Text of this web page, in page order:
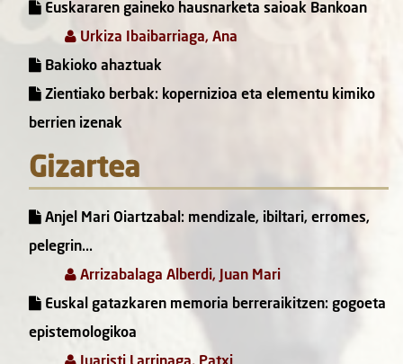
Euskararen gaineko hausnarketa saioak Bankoan
Urkiza Ibaibarriaga, Ana
Bakioko ahaztuak
Zientiako berbak: kopernizioa eta elementu kimiko
berrien izenak
Gizartea
Anjel Mari Oiartzabal: mendizale, ibiltari, erromes,
pelegrin...
Arrizabalaga Alberdi, Juan Mari
Euskal gatazkaren memoria berreraikitzen: gogoeta
epistemologikoa